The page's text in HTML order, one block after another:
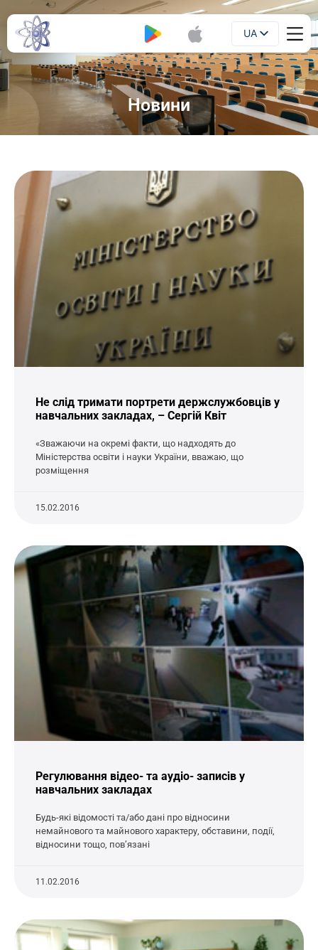
UA
EN
Новини
Не слід тримати портрети держслужбовців у
навчальних закладах, – Сергій Квіт
«Зважаючи на окремі факти, що надходять до
Міністерства освіти і науки України, вважаю, що
розміщення
15.02.2016
Регулювання відео- та аудіо- записів у
навчальних закладах
Будь-які відомості та/або дані про відносини
немайнового та майнового характеру, обставини, події,
відносини тощо, пов’язані
11.02.2016